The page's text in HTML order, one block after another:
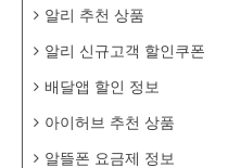
알리 추천 상품
알리 신규고객 할인쿠폰
배달앱 할인 정보
아이허브 추천 상품
알뜰폰 요금제 정보